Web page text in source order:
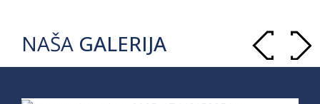
NAŠA GALERIJA